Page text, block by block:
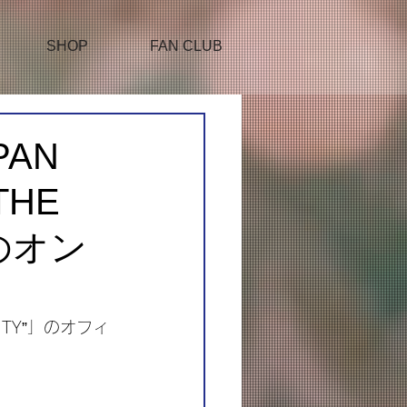
SHOP FAN CLUB
オン
」のオフィ